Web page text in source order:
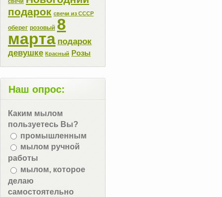
подарок свечи из СССР
оберег розовый 8
марта подарок
девушке Красный Розы
Наш опрос:
Каким мылом
пользуетесь Вы?
промышленным
мылом ручной
работы
мылом, которое
делаю
самостоятельно